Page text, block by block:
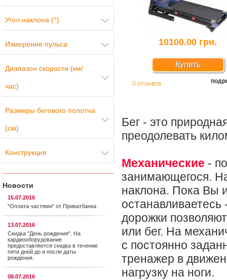
Угол наклона (°)
Измерение пульса
Диапазон скорости (км/
час)
Размеры бегового полотна
(см)
Конструкция
Новости
15.07.2016
"Оплата частями" от Приватбанка
13.07.2016
Скидка "День рождения". На
кардиооборудование
предоставляется cкидка в течение
пяти дней до и после даты
рождения.
08.07.2016
10100.00 грн.
Купить
0 отзывов
Бег - это
преодолевать
Механические -
занимающегося.
наклона. Пока Вы
дорожки
или бег. На
с постоянно
тренажер в
нагрузку на ноги.